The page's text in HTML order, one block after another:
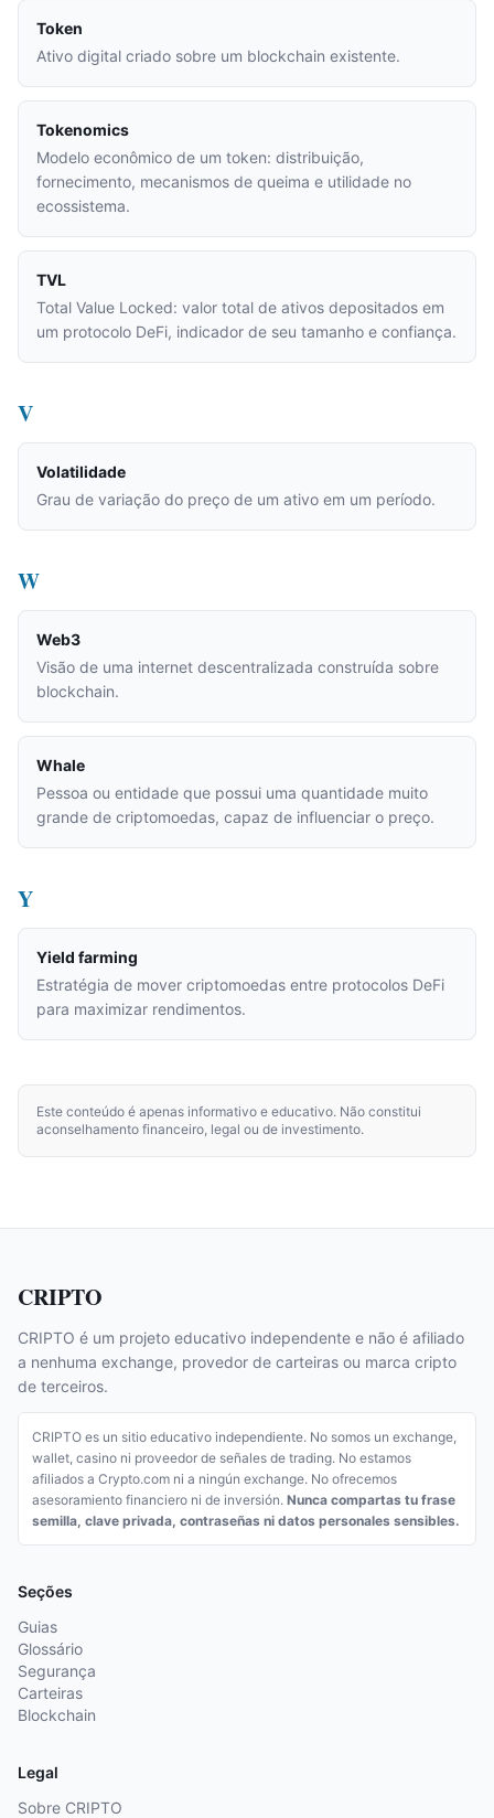
Token
Ativo digital criado sobre um blockchain existente.
Tokenomics
Modelo econômico de um token: distribuição,
fornecimento, mecanismos de queima e utilidade no
ecossistema.
TVL
Total Value Locked: valor total de ativos depositados em
um protocolo DeFi, indicador de seu tamanho e confiança.
V
Volatilidade
Grau de variação do preço de um ativo em um período.
W
Web3
Visão de uma internet descentralizada construída sobre
blockchain.
Whale
Pessoa ou entidade que possui uma quantidade muito
grande de criptomoedas, capaz de influenciar o preço.
Y
Yield farming
Estratégia de mover criptomoedas entre protocolos DeFi
para maximizar rendimentos.
Este conteúdo é apenas informativo e educativo. Não constitui
aconselhamento financeiro, legal ou de investimento.
CRIPTO
CRIPTO é um projeto educativo independente e não é afiliado
a nenhuma exchange, provedor de carteiras ou marca cripto
de terceiros.
CRIPTO es un sitio educativo independiente. No somos un exchange,
wallet, casino ni proveedor de señales de trading. No estamos
afiliados a Crypto.com ni a ningún exchange. No ofrecemos
asesoramiento financiero ni de inversión. Nunca compartas tu frase
semilla, clave privada, contraseñas ni datos personales sensibles.
Seções
Guias
Glossário
Segurança
Carteiras
Blockchain
Legal
Sobre CRIPTO